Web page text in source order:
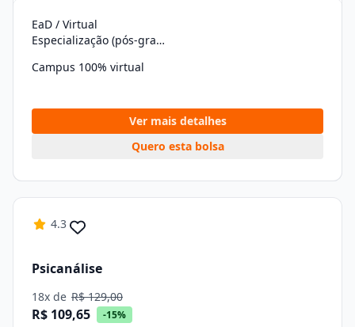
EaD / Virtual
Especialização (pós-graduação)
Campus 100% virtual
Ver mais detalhes
Quero esta bolsa
4.3
Psicanálise
18x de R$ 129,00
R$ 109,65 -15%